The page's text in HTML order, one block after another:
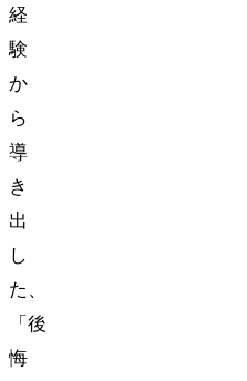
経
験
か
ら
導
き
出
し
た、
「後
悔